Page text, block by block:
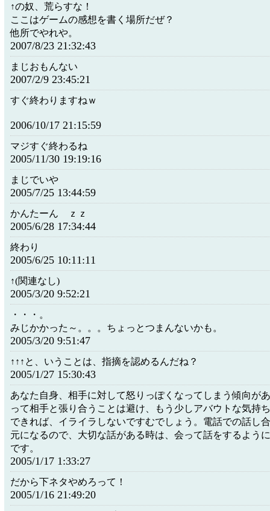
↑の奴、荒らすな！
ここはゲームの感想を書く場所だぜ？
他所でやれや。
2007/8/23 21:32:43
まじおもんない
2007/2/9 23:45:21
すぐ終わりますねｗ
2006/10/17 21:15:59
マジすぐ終わるね
2005/11/30 19:19:16
まじでいや
2005/7/25 13:44:59
かんたーん ｚｚ
2005/6/28 17:34:44
終わり
2005/6/25 10:11:11
↑(関連なし)
2005/3/20 9:52:21
・・・。
みじかかった～。。。ちょっとつまんないかも。
2005/3/20 9:51:47
↑↑↑と、いうことは、指摘を認めるんだね？
2005/1/27 15:30:43
あなた自身、相手に対して怒りっぽくなってしまう傾向が
って相手と張り合うことは避け、もう少しアバウトな気持
できれば、イライラしないですむでしょう。電話での話し
元になるので、大切な話がある時は、会って話をするよう
です。
2005/1/17 1:33:27
だから下ネタやめろって！
2005/1/16 21:49:20